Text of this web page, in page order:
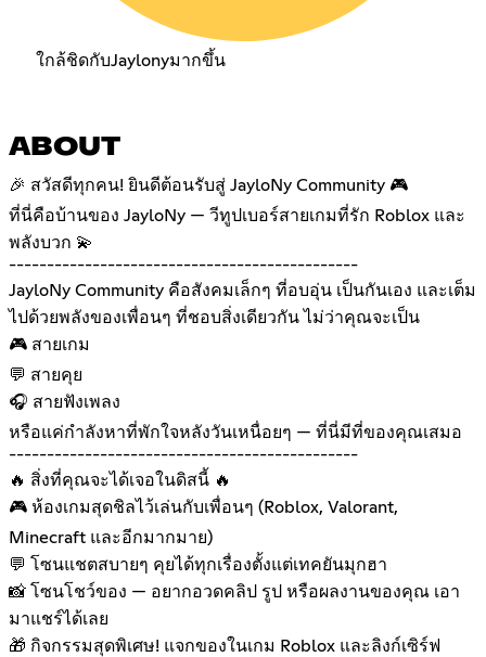
ใกล้ชิดกับJaylonyมากขึ้น
ABOUT
🎉 สวัสดีทุกคน! ยินดีต้อนรับสู่ JayloNy Community 🎮
ที่นี่คือบ้านของ JayloNy — วีทูปเบอร์สายเกมที่รัก Roblox และ
พลังบวก 💫
----------------------------------------------
JayloNy Community คือสังคมเล็กๆ ที่อบอุ่น เป็นกันเอง และเต็ม
ไปด้วยพลังของเพื่อนๆ ที่ชอบสิ่งเดียวกัน ไม่ว่าคุณจะเป็น
🎮 สายเกม
💬 สายคุย
🎧 สายฟังเพลง
หรือแค่กำลังหาที่พักใจหลังวันเหนื่อยๆ — ที่นี่มีที่ของคุณเสมอ
----------------------------------------------
🔥 สิ่งที่คุณจะได้เจอในดิสนี้ 🔥
🎮 ห้องเกมสุดชิลไว้เล่นกับเพื่อนๆ (Roblox, Valorant,
Minecraft และอีกมากมาย)
💬 โซนแชตสบายๆ คุยได้ทุกเรื่องตั้งแต่เทคยันมุกฮา
📸 โซนโชว์ของ — อยากอวดคลิป รูป หรือผลงานของคุณ เอา
มาแชร์ได้เลย
🎁 กิจกรรมสุดพิเศษ! แจกของในเกม Roblox และลิงก์เซิร์ฟ